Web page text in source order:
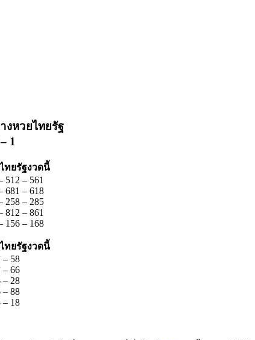
งหวยไทยรัฐ
1
ทยรัฐงวดนี้
512 – 561
681 – 618
258 – 285
812 – 861
156 – 168
ทยรัฐงวดนี้
– 58
– 66
– 28
– 88
– 18